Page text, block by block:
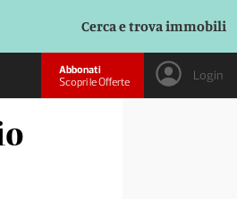
Cerca e trova immobili
Abbonati
Scopri le Offerte
Login